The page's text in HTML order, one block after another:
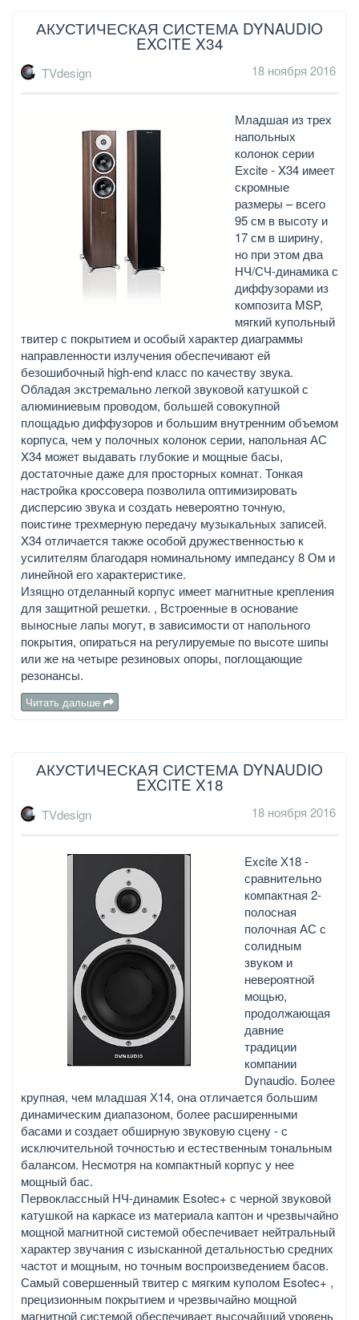
АКУСТИЧЕСКАЯ СИСТЕМА DYNAUDIO
EXCITE X34
TVdesign 18 ноября 2016
Младшая из трех
напольных
колонок серии
Excite - X34 имеет
скромные
размеры – всего
95 см в высоту и
17 см в ширину,
но при этом два
НЧ/СЧ-динамика с
диффузорами из
композита MSP,
мягкий купольный
твитер с покрытием и особый характер диаграммы
направленности излучения обеспечивают ей
безошибочный high-end класс по качеству звука.
Обладая экстремально легкой звуковой катушкой с
алюминиевым проводом, большей совокупной
площадью диффузоров и большим внутренним объемом
корпуса, чем у полочных колонок серии, напольная АС
X34 может выдавать глубокие и мощные басы,
достаточные даже для просторных комнат. Тонкая
настройка кроссовера позволила оптимизировать
дисперсию звука и создать невероятно точную,
поистине трехмерную передачу музыкальных записей.
X34 отличается также особой дружественностью к
усилителям благодаря номинальному импедансу 8 Ом и
линейной его характеристике.
Изящно отделанный корпус имеет магнитные крепления
для защитной решетки. , Встроенные в основание
выносные лапы могут, в зависимости от напольного
покрытия, опираться на регулируемые по высоте шипы
или же на четыре резиновых опоры, поглощающие
резонансы.
Читать дальше
АКУСТИЧЕСКАЯ СИСТЕМА DYNAUDIO
EXCITE X18
TVdesign 18 ноября 2016
Excite Х18 -
сравнительно
компактная 2-
полосная
полочная АС с
солидным
звуком и
невероятной
мощью,
продолжающая
давние
традиции
компании
Dynaudio. Более
крупная, чем младшая Х14, она отличается большим
динамическим диапазоном, более расширенными
басами и создает обширную звуковую сцену - с
исключительной точностью и естественным тональным
балансом. Несмотря на компактный корпус у нее
мощный бас.
Первоклассный НЧ-динамик Esotec+ с черной звуковой
катушкой на каркасе из материала каптон и чрезвычайно
мощной магнитной системой обеспечивает нейтральный
характер звучания с изысканной детальностью средних
частот и мощным, но точным воспроизведением басов.
Самый совершенный твитер с мягким куполом Esotec+ ,
прецизионным покрытием и чрезвычайно мощной
магнитной системой обеспечивает высочайший уровень